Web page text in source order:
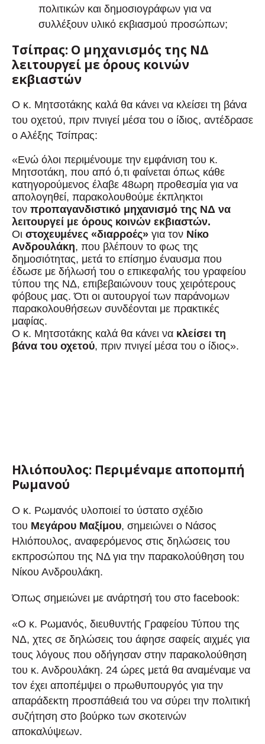
πολιτικών και δημοσιογράφων για να
συλλέξουν υλικό εκβιασμού προσώπων;
Τσίπρας: Ο μηχανισμός της ΝΔ
λειτουργεί με όρους κοινών
εκβιαστών
Ο κ. Μητσοτάκης καλά θα κάνει να κλείσει τη βάνα
του οχετού, πριν πνιγεί μέσα του ο ίδιος, αντέδρασε
ο Αλέξης Τσίπρας:
«Ενώ όλοι περιμένουμε την εμφάνιση του κ.
Μητσοτάκη, που από ό,τι φαίνεται όπως κάθε
κατηγορούμενος έλαβε 48ωρη προθεσμία για να
απολογηθεί, παρακολουθούμε έκπληκτοι
τον προπαγανδιστικό μηχανισμό της ΝΔ να
λειτουργεί με όρους κοινών εκβιαστών.
Οι στοχευμένες «διαρροές» για τον Νίκο
Ανδρουλάκη, που βλέπουν το φως της
δημοσιότητας, μετά το επίσημο έναυσμα που
έδωσε με δήλωσή του ο επικεφαλής του γραφείου
τύπου της ΝΔ, επιβεβαιώνουν τους χειρότερους
φόβους μας. Ότι οι αυτουργοί των παράνομων
παρακολουθήσεων συνδέονται με πρακτικές
μαφίας.
Ο κ. Μητσοτάκης καλά θα κάνει να κλείσει τη
βάνα του οχετού, πριν πνιγεί μέσα του ο ίδιος».
Ηλιόπουλος: Περιμέναμε αποπομπή
Ρωμανού
Ο κ. Ρωμανός υλοποιεί το ύστατο σχέδιο
του Μεγάρου Μαξίμου, σημειώνει ο Νάσος
Ηλιόπουλος, αναφερόμενος στις δηλώσεις του
εκπροσώπου της ΝΔ για την παρακολούθηση του
Νίκου Ανδρουλάκη.
Όπως σημειώνει με ανάρτησή του στο facebook:
«Ο κ. Ρωμανός, διευθυντής Γραφείου Τύπου της
ΝΔ, χτες σε δηλώσεις του άφησε σαφείς αιχμές για
τους λόγους που οδήγησαν στην παρακολούθηση
του κ. Ανδρουλάκη. 24 ώρες μετά θα αναμέναμε να
τον έχει αποπέμψει ο πρωθυπουργός για την
απαράδεκτη προσπάθειά του να σύρει την πολιτική
συζήτηση στο βούρκο των σκοτεινών
αποκαλύψεων.